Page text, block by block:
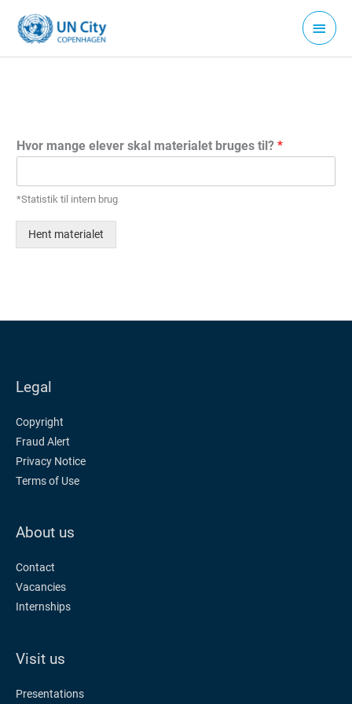
indholdet
Hvor mange elever skal materialet bruges til?*
*Statistik til intern brug
Hent materialet
Legal
Copyright
Fraud Alert
Privacy Notice
Terms of Use
About us
Contact
Vacancies
Internships
Visit us
Presentations